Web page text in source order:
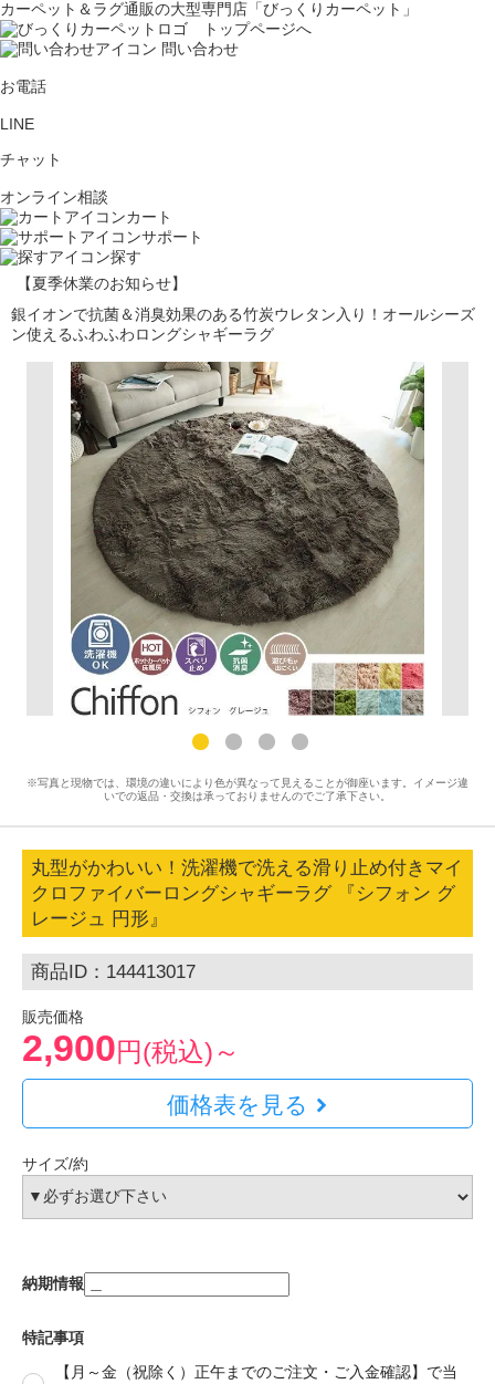
カーペット＆ラグ通販の大型専門店「びっくりカーペット」
問い合わせ
お電話
LINE
チャット
オンライン相談
カート
サポート
探す
【夏季休業のお知らせ】
銀イオンで抗菌＆消臭効果のある竹炭ウレタン入り！オールシーズ
ン使えるふわふわロングシャギーラグ
※写真と現物では、環境の違いにより色が異なって見えることが御座います。イメージ違
いでの返品・交換は承っておりませんのでご了承下さい。
丸型がかわいい！洗濯機で洗える滑り止め付きマイ
クロファイバーロングシャギーラグ 『シフォン グ
レージュ 円形』
商品ID：144413017
販売価格
2,900円(税込)～
価格表を見る
サイズ/約
納期情報
特記事項
【月～金（祝除く）正午までのご注文・ご入金確認】で当